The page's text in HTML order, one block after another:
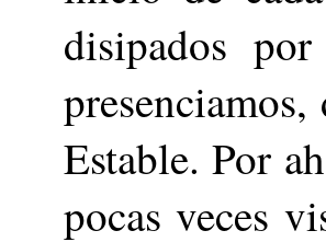
disipados
Estable. Por
pocas veces